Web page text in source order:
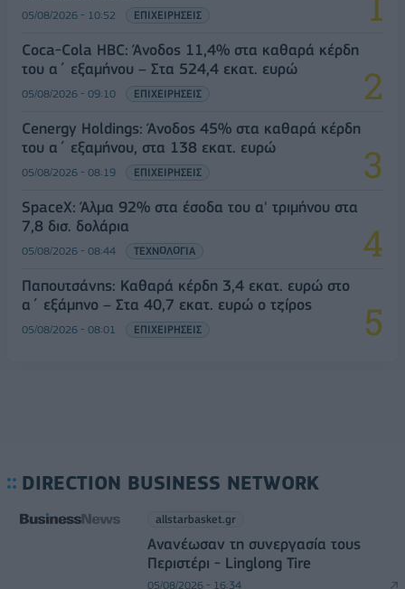
05/08/2026 - 10:52 ΕΠΙΧΕΙΡΗΣΕΙΣ
Coca-Cola HBC: Άνοδος 11,4% στα καθαρά κέρδη
του α΄ εξαμήνου – Στα 524,4 εκατ. ευρώ
05/08/2026 - 09:10 ΕΠΙΧΕΙΡΗΣΕΙΣ
Cenergy Holdings: Άνοδος 45% στα καθαρά κέρδη
του α΄ εξαμήνου, στα 138 εκατ. ευρώ
05/08/2026 - 08:19 ΕΠΙΧΕΙΡΗΣΕΙΣ
SpaceX: Άλμα 92% στα έσοδα του α' τριμήνου στα
7,8 δισ. δολάρια
05/08/2026 - 08:44 ΤΕΧΝΟΛΟΓΙΑ
Παπουτσάνης: Καθαρά κέρδη 3,4 εκατ. ευρώ στο
α΄ εξάμηνο – Στα 40,7 εκατ. ευρώ ο τζίρος
05/08/2026 - 08:01 ΕΠΙΧΕΙΡΗΣΕΙΣ
DIRECTION BUSINESS NETWORK
allstarbasket.gr
Ανανέωσαν τη συνεργασία τους
Περιστέρι - Linglong Tire
05/08/2026 - 16:34